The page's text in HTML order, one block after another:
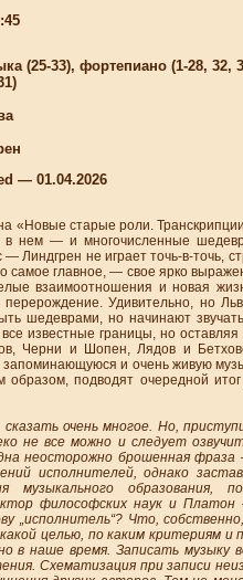
фортепиано (1-28, 32,
— 01.04.2026
старые роли.
нем — и многочисленные
не играет точь-в-точь,
главное, — свое ярко
взаимоотношения и новая
Удивительно, но
шедеврами, но начинают
известные границы, но оставляя
Черни и Шопен, Лядов и
и очень живую
подводят очередной итог
очень многое. Но,
не все можно и следует
неосторожно брошенная
исполнителей, однако
образования,
философских наук и
„исполнитель“? Что,
целью, по каким критериям и
наше время. Записать музыку
Схематизация при записи